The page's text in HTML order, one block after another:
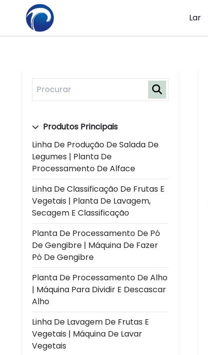
Lar
Produtos Principais
Linha De Produção De Salada De
Legumes | Planta De
Processamento De Alface
Linha De Classificação De Frutas E
Vegetais | Planta De Lavagem,
Secagem E Classificação
Planta De Processamento De Pó
De Gengibre | Máquina De Fazer
Pó De Gengibre
Planta De Processamento De Alho
| Máquina Para Dividir E Descascar
Alho
Linha De Lavagem De Frutas E
Vegetais | Máquina De Lavar
Vegetais